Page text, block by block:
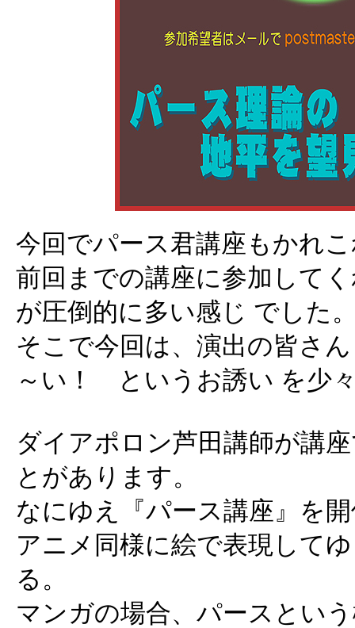
今回でパース君講座もかれ
前回までの講座に参加して
が圧倒的に多い感じ でした
そこで今回は、演出の皆さ
～い！ というお誘い を少
ダイアポロン芦田講師が講
とがあります。
なにゆえ『パース講座』を
アニメ同様に絵で表現して
る。
マンガの場合、パースとい